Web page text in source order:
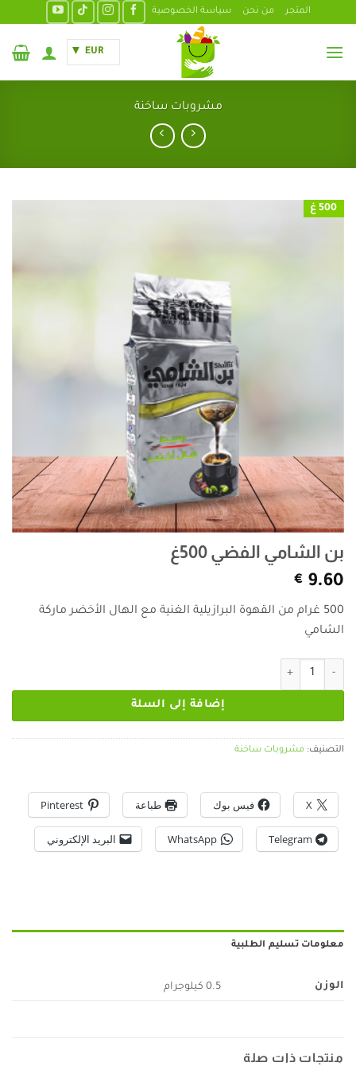
المتجر من نحن سياسة الخصوصية
EUR
مشروبات ساخنة
500 غ
بن الشامي الفضي 500غ
9.60
€
500 غرام من القهوة البرازيلية الغنية مع الهال الأخضر ماركة
الشامي
كمية بن الشامي الفضي 500غ
إضافة إلى السلة
التصنيف: مشروبات ساخنة
X فيس بوك طباعة Pinterest
Telegram
WhatsApp البريد الإلكتروني
معلومات تسليم الطلبية
الوزن 0.5 كيلوجرام
منتجات ذات صلة